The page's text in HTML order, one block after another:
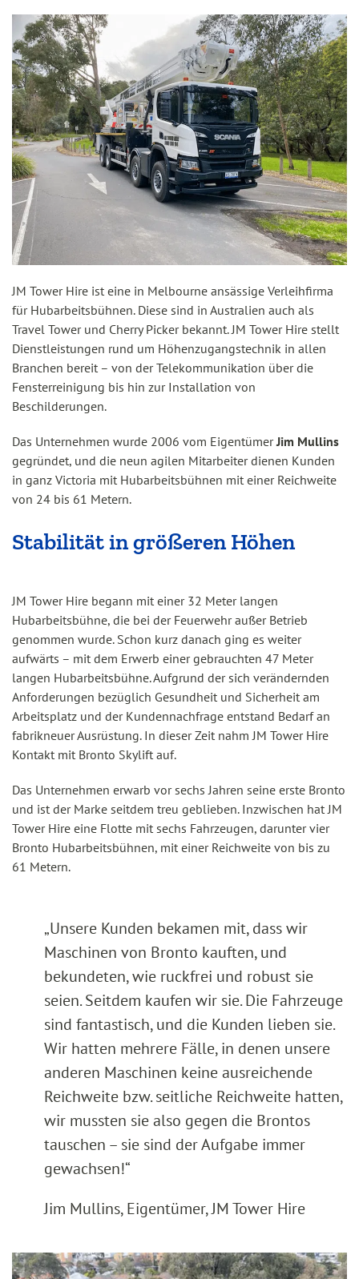
JM Tower Hire ist eine in Melbourne ansässige Verleihfirma
für Hubarbeitsbühnen. Diese sind in Australien auch als
Travel Tower und Cherry Picker bekannt. JM Tower Hire stellt
Dienstleistungen rund um Höhenzugangstechnik in allen
Branchen bereit – von der Telekommunikation über die
Fensterreinigung bis hin zur Installation von
Beschilderungen.
Das Unternehmen wurde 2006 vom EigentümerJim Mullins
gegründet, und die neun agilen Mitarbeiter dienen Kunden
in ganz Victoria mit Hubarbeitsbühnen mit einer Reichweite
von 24 bis 61 Metern.
Stabilität in größeren Höhen
JM Tower Hire begann mit einer 32 Meter langen
Hubarbeitsbühne, die bei der Feuerwehr außer Betrieb
genommen wurde. Schon kurz danach ging es weiter
aufwärts – mit dem Erwerb einer gebrauchten 47 Meter
langen Hubarbeitsbühne. Aufgrund der sich verändernden
Anforderungen bezüglich Gesundheit und Sicherheit am
Arbeitsplatz und der Kundennachfrage entstand Bedarf an
fabrikneuer Ausrüstung. In dieser Zeit nahm JM Tower Hire
Kontakt mit Bronto Skylift auf.
Das Unternehmen erwarb vor sechs Jahren seine erste Bronto
und ist der Marke seitdem treu geblieben. Inzwischen hat JM
Tower Hire eine Flotte mit sechs Fahrzeugen, darunter vier
Bronto Hubarbeitsbühnen, mit einer Reichweite von bis zu
61 Metern.
„Unsere Kunden bekamen mit, dass wir
Maschinen von Bronto kauften, und
bekundeten, wie ruckfrei und robust sie
seien. Seitdem kaufen wir sie. Die Fahrzeuge
sind fantastisch, und die Kunden lieben sie.
Wir hatten mehrere Fälle, in denen unsere
anderen Maschinen keine ausreichende
Reichweite bzw. seitliche Reichweite hatten,
wir mussten sie also gegen die Brontos
tauschen – sie sind der Aufgabe immer
gewachsen!“
Jim Mullins, Eigentümer, JM Tower Hire